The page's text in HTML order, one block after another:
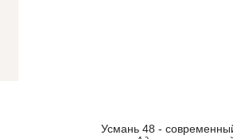
Усмань 48 -